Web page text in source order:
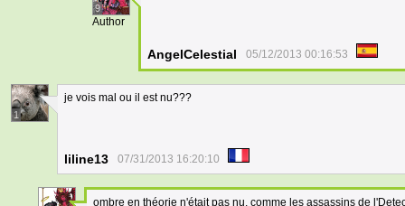
9
Author
AngelCelestial 05/12/2013 00:16:53
1
je vois mal ou il est nu???
liline13 07/31/2013 16:20:10
ombre en théorie n'était pas nu, comme les assassins de